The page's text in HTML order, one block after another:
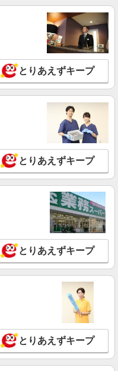
とりあえずキープ
とりあえずキープ
とりあえずキープ
とりあえずキープ